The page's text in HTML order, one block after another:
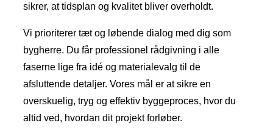
sikrer, at tidsplan og kvalitet bliver overholdt.
Vi prioriterer tæt og løbende dialog med dig som
bygherre. Du får professionel rådgivning i alle
faserne lige fra idé og materialevalg til de
afsluttende detaljer. Vores mål er at sikre en
overskuelig, tryg og effektiv byggeproces, hvor du
altid ved, hvordan dit projekt forløber.